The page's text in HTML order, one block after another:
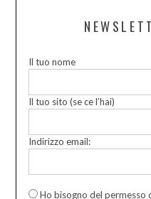
Il tuo nome
Il tuo sito (se ce l’hai)
Indirizzo email:
Ho bisogno del permesso